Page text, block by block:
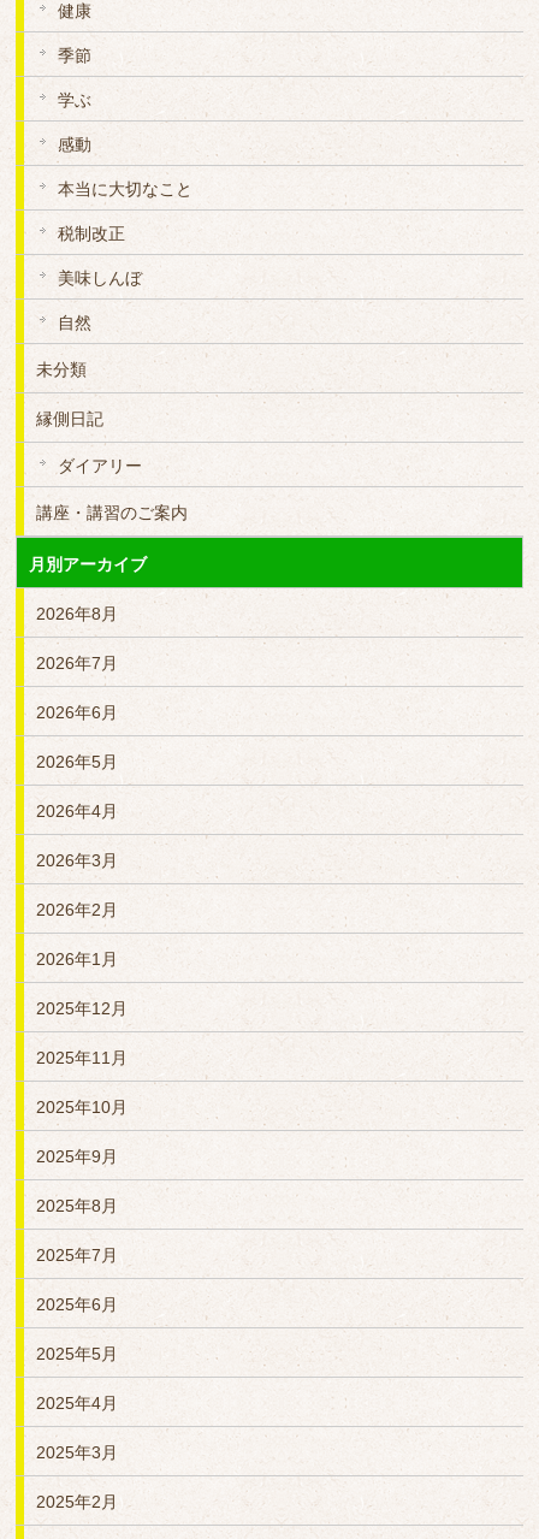
健康
季節
学ぶ
感動
本当に大切なこと
税制改正
美味しんぼ
自然
未分類
縁側日記
ダイアリー
講座・講習のご案内
月別アーカイブ
2026年8月
2026年7月
2026年6月
2026年5月
2026年4月
2026年3月
2026年2月
2026年1月
2025年12月
2025年11月
2025年10月
2025年9月
2025年8月
2025年7月
2025年6月
2025年5月
2025年4月
2025年3月
2025年2月